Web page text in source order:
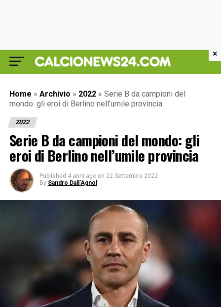
Home » Archivio » 2022 » Serie B da campioni del
mondo: gli eroi di Berlino nell’umile provincia
2022
Serie B da campioni del mondo: gli
eroi di Berlino nell’umile provincia
Published 4 anni ago on 22 Settembre 2022
By Sandro Dall'Agnol
×